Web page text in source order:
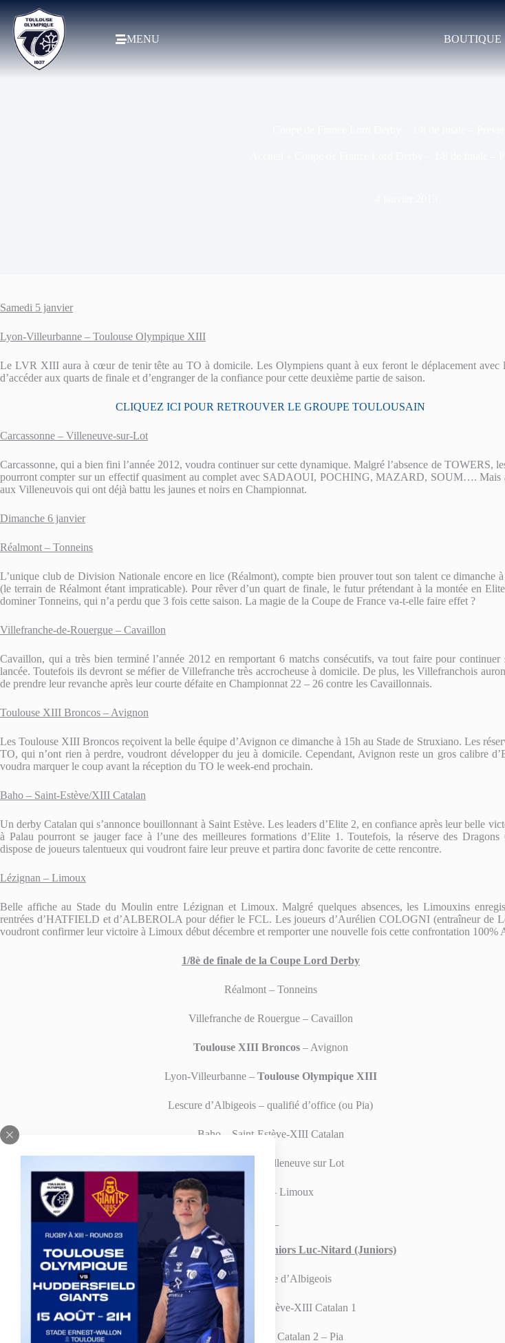
MENU BOUTIQUE
Samedi 5 janvier
Lyon-Villeurbanne – Toulouse Olympique XIII
Le LVR XIII aura à cœur de tenir tête au TO à domicile. Les Olympiens quant à eux feront le déplacement avec
d’accéder aux quarts de finale et d’engranger de la confiance pour cette deuxième partie de saison.
CLIQUEZ ICI POUR RETROUVER LE GROUPE TOULOUSAIN
Carcassonne – Villeneuve-sur-Lot
Carcassonne, qui a bien fini l’année 2012, voudra continuer sur cette dynamique. Malgré l’absence de TOWERS,
pourront compter sur un effectif quasiment au complet avec SADAOUI, POCHING, MAZARD, SOUM…. Mais
aux Villeneuvois qui ont déjà battu les jaunes et noirs en Championnat.
Dimanche 6 janvier
Réalmont – Tonneins
L’unique club de Division Nationale encore en lice (Réalmont), compte bien prouver tout son talent ce dimanche
(le terrain de Réalmont étant impraticable). Pour rêver d’un quart de finale, le futur prétendant à la montée en
dominer Tonneins, qui n’a perdu que 3 fois cette saison. La magie de la Coupe de France va-t-elle faire effet ?
Villefranche-de-Rouergue – Cavaillon
Cavaillon, qui a très bien terminé l’année 2012 en remportant 6 matchs consécutifs, va tout faire pour continuer
lancée. Toutefois ils devront se méfier de Villefranche très accrocheuse à domicile. De plus, les Villefranchois
de prendre leur revanche après leur courte défaite en Championnat 22 – 26 contre les Cavaillonnais.
Toulouse XIII Broncos – Avignon
Les Toulouse XIII Broncos reçoivent la belle équipe d’Avignon ce dimanche à 15h au Stade de Struxiano. Les
TO, qui n’ont rien à perdre, voudront développer du jeu à domicile. Cependant, Avignon reste un gros calibre
voudra marquer le coup avant la réception du TO le week-end prochain.
Baho – Saint-Estève/XIII Catalan
Un derby Catalan qui s’annonce bouillonnant à Saint Estève. Les leaders d’Elite 2, en confiance après leur belle
à Palau pourront se jauger face à l’une des meilleures formations d’Elite 1. Toutefois, la réserve des Dragons
dispose de joueurs talentueux qui voudront faire leur preuve et partira donc favorite de cette rencontre.
Lézignan – Limoux
Belle affiche au Stade du Moulin entre Lézignan et Limoux. Malgré quelques absences, les Limouxins
rentrées d’HATFIELD et d’ALBEROLA pour défier le FCL. Les joueurs d’Aurélien COLOGNI (entraîneur de
voudront confirmer leur victoire à Limoux début décembre et remporter une nouvelle fois cette confrontation 100%
1/8è de finale de la Coupe Lord Derby
Réalmont – Tonneins
Villefranche de Rouergue – Cavaillon
Toulouse XIII Broncos– Avignon
Lyon-Villeurbanne – Toulouse Olympique XIII
Lescure d’Albigeois – qualifié d’office (ou Pia)
Baho – Saint-Estève-XIII Catalan
Carcassonne – Villeneuve sur Lot
Lézignan – Limoux
1/8è de Coupe de France juniors Luc-Nitard (Juniors)
Baho – Lescure d’Albigeois
Marseille – Saint-Estève-XIII Catalan 1
Saint-Estève-XIII Catalan 2 – Pia